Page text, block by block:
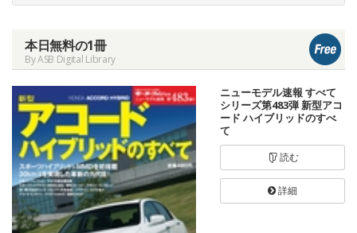
本日無料の1冊
By ASB Digital Library
ニューモデル速報 すべて
シリーズ第483弾 新型アコ
ード ハイブリッドのすべ
て
読む
詳細